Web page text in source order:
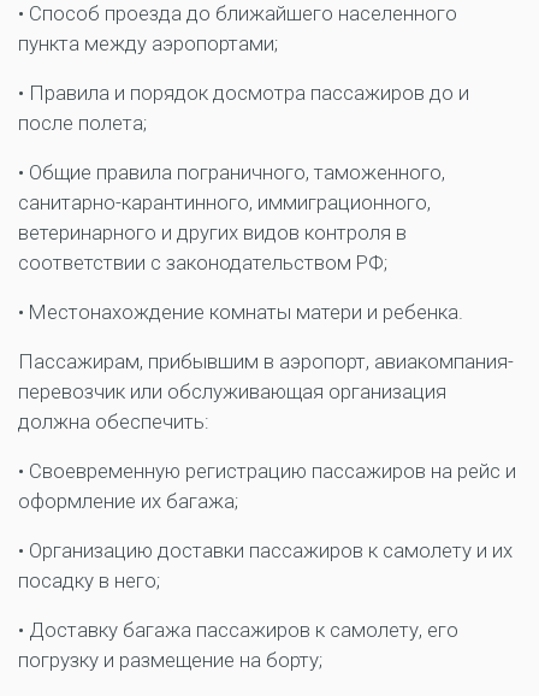
• Способ проезда до ближайшего населенного
пункта между аэропортами;
• Правила и порядок досмотра пассажиров до и
после полета;
• Общие правила пограничного, таможенного,
санитарно-карантинного, иммиграционного,
ветеринарного и других видов контроля в
соответствии с законодательством РФ;
• Местонахождение комнаты матери и ребенка.
Пассажирам, прибывшим в аэропорт, авиакомпания-
перевозчик или обслуживающая организация
должна обеспечить:
• Своевременную регистрацию пассажиров на рейс и
оформление их багажа;
• Организацию доставки пассажиров к самолету и их
посадку в него;
• Доставку багажа пассажиров к самолету, его
погрузку и размещение на борту;